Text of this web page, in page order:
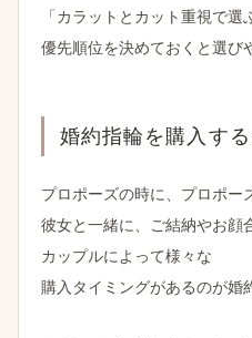
「カラットと​カット重視で​選
優先順位を​決めて​おくと​選び
婚約指輪を​購入す
プロポーズの​時に、​プロポー
彼女と​一緒に、​ご結納​や​お顔
カップルに​よって​様々な
購入タイミングが​あるのが​婚